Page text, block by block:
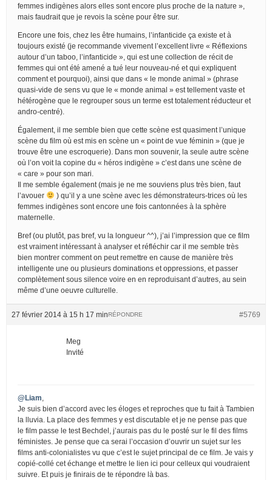
femmes indigènes alors elles sont encore plus proche de la nature »,
mais faudrait que je revois la scène pour être sur.
Encore une fois, chez les être humains, l’infanticide ça existe et à
toujours existé (je recommande vivement l’excellent livre « Réflexions
autour d’un taboo, l’infanticide », qui est une collection de récit de
femmes qui ont été amené a tué leur nouveau-né et qui expliquent
comment et pourquoi), ainsi que dans « le monde animal » (phrase
quasi-vide de sens vu que le « monde animal » est tellement vaste et
hétérogène que le regrouper sous un terme est totalement réducteur et
andro-centré).
Également, il me semble bien que cette scène est quasiment l’unique
scène du film où est mis en scène un « point de vue féminin » (que je
trouve être une escroquerie). Dans mon souvenir, la seule autre scène
où l’on voit la copine du « héros indigène » c’est dans une scène de
« care » pour son mari.
Il me semble également (mais je ne me souviens plus très bien, faut
l’avouer
) qu’il y a une scène avec les démonstrateurs-trices où les
femmes indigènes sont encore une fois cantonnées à la sphère
maternelle.
Bref (ou plutôt, pas bref, vu la longueur ^^), j’ai l’impression que ce film
est vraiment intéressant à analyser et réfléchir car il me semble très
bien montrer comment on peut remettre en cause de manière très
intelligente une ou plusieurs dominations et oppressions, et passer
complètement sous silence voire en en reproduisant d’autres, au sein
même d’une oeuvre culturelle.
27 février 2014 à 15 h 17 min #5769
RÉPONDRE
Meg
Invité
@Liam
Je suis bien d’accord avec les éloges et reproches que tu fait à Tambien
la lluvia. La place des femmes y est discutable et je ne pense pas que
le film passe le test Bechdel, j’aurais pas du le posté sur le fil des films
féministes. Je pense que ca serai l’occasion d’ouvrir un sujet sur les
films anti-colonialistes vu que c’est le sujet principal de ce film. Je vais y
copié-collé cet échange et mettre le lien ici pour celleux qui voudraient
suivre. Et puis je finirais de te répondre là bas.